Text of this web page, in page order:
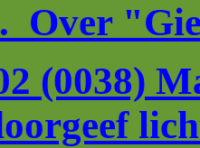
Over
(0038)